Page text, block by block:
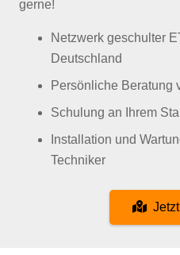
gerne!
Netzwerk geschulter
Deutschland
Persönliche Beratung
Schulung an Ihrem
Installation und
Techniker